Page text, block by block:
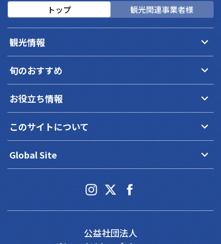
トップ 観光関連事業者様
観光情報 keyboard_arrow_down
旬のおすすめ keyboard_arrow_down
お役立ち情報 keyboard_arrow_down
このサイトについて keyboard_arrow_down
Global Site keyboard_arrow_down
公益社団法人